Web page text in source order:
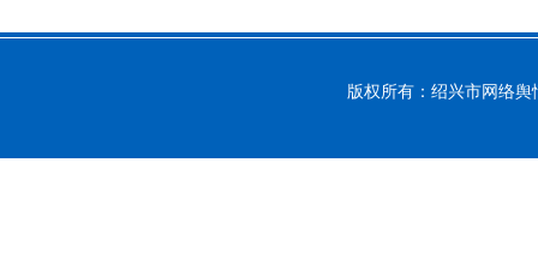
版权所有：绍兴市网络